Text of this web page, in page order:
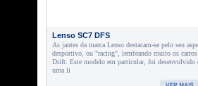
Lenso SC7 DFS
As jantes da marca Lenso destacam-se pelo seu
desportivo, ou "racing", lembrando muito os carros
Drift. Este modelo em particular, foi desenvolvido
uma li